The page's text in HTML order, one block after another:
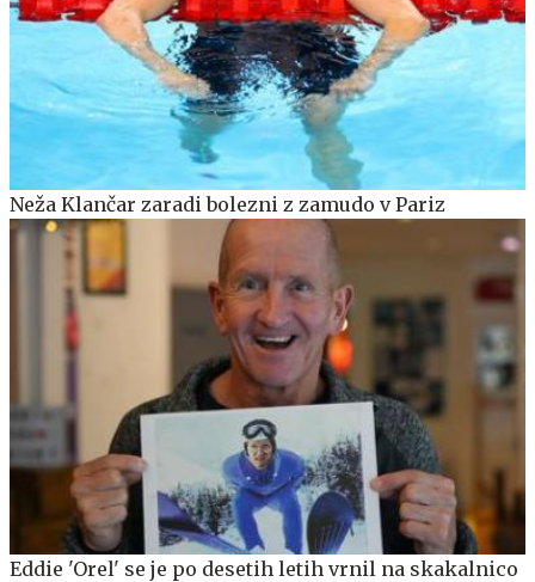
Neža Klančar zaradi bolezni z zamudo v Pariz
Eddie 'Orel' se je po desetih letih vrnil na skakalnico